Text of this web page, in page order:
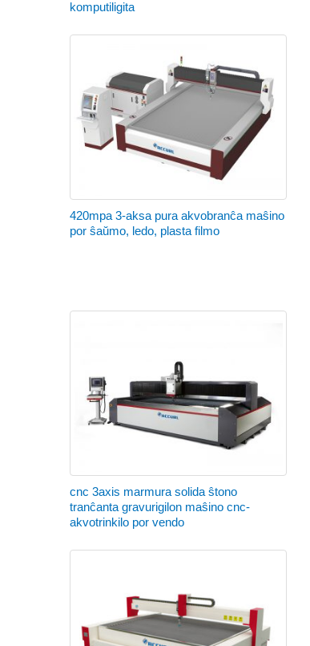
komputiligita
420mpa 3-aksa pura akvobranĉa maŝino
por ŝaŭmo, ledo, plasta filmo
cnc 3axis marmura solida ŝtono
tranĉanta gravurigilon maŝino cnc-
akvotrinkilo por vendo